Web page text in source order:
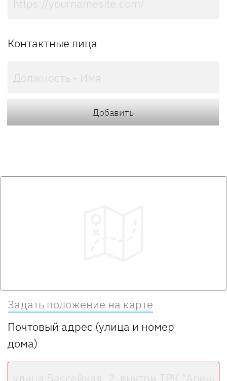
Контактные лица
Добавить
Почтовый адрес (улица и номер
дома)
Задать положение на карте